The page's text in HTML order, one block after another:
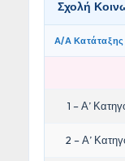
Σχολή
Α/Α Κατάταξης
1 – Α’
2 – Α’